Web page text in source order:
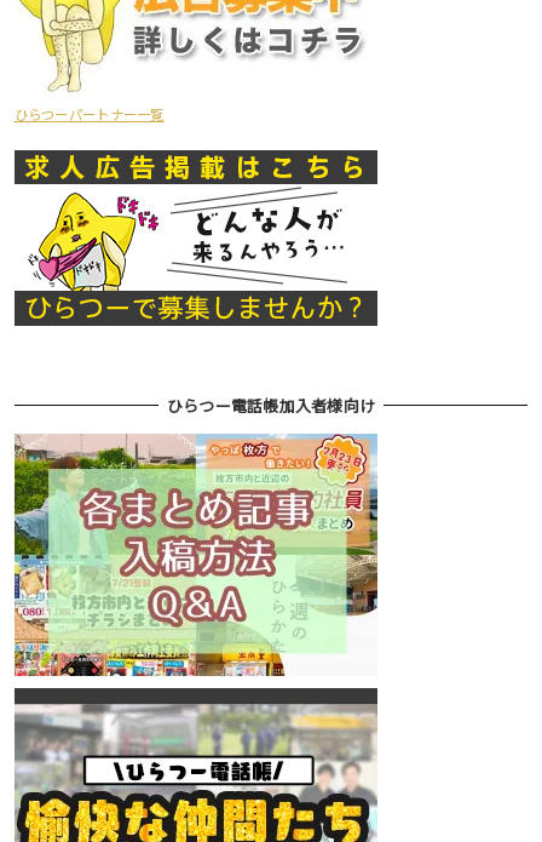
ひらつーパートナー一覧
ひらつー電話帳加入者様向け